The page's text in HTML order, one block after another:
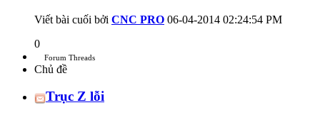
Viết bài cuối bởi CNC PRO 06-04-2014 02:24:54 PM
0
Forum Threads
Chủ đề
Trục Z lỗi